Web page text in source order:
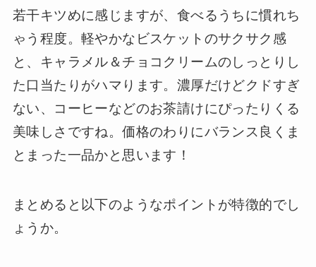
若干キツめに感じますが、食べるうちに慣れち
ゃう程度。軽やかなビスケットのサクサク感
と、キャラメル＆チョコクリームのしっとりし
た口当たりがハマります。濃厚だけどクドすぎ
ない、コーヒーなどのお茶請けにぴったりくる
美味しさですね。価格のわりにバランス良くま
とまった一品かと思います！
まとめると以下のようなポイントが特徴的でし
ょうか。